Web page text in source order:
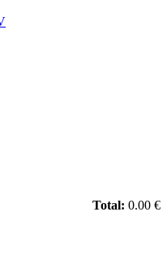
Total: 0.00 €